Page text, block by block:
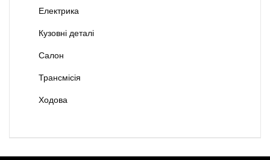
Електрика
Кузовні деталі
Салон
Трансмісія
Ходова